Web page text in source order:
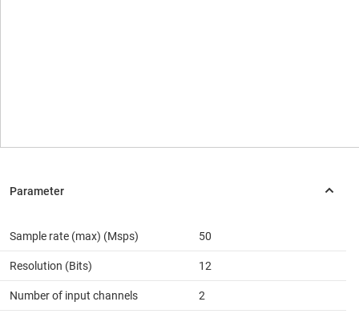
Sample rate (max) (Msps) 50
Resolution (Bits) 12
Number of input channels 2